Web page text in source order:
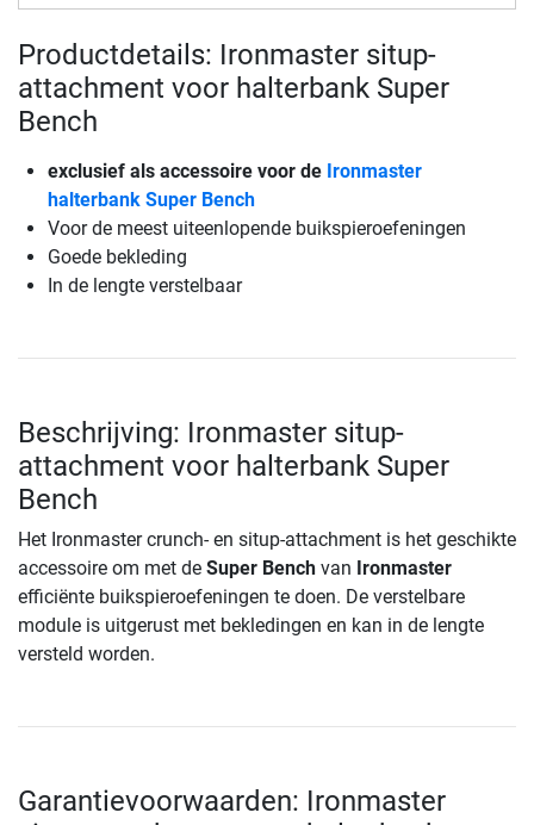
Productdetails: Ironmaster situp-
attachment voor halterbank Super
Bench
exclusief als accessoire voor de Ironmaster
halterbank Super Bench
Voor de meest uiteenlopende buikspieroefeningen
Goede bekleding
In de lengte verstelbaar
Beschrijving: Ironmaster situp-
attachment voor halterbank Super
Bench
Het Ironmaster crunch- en situp-attachment is het geschikte
accessoire om met de Super Bench van Ironmaster
efficiënte buikspieroefeningen te doen. De verstelbare
module is uitgerust met bekledingen en kan in de lengte
versteld worden.
Garantievoorwaarden: Ironmaster